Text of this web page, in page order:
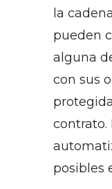
la
pueden
alguna
con sus
contrato.
posibles